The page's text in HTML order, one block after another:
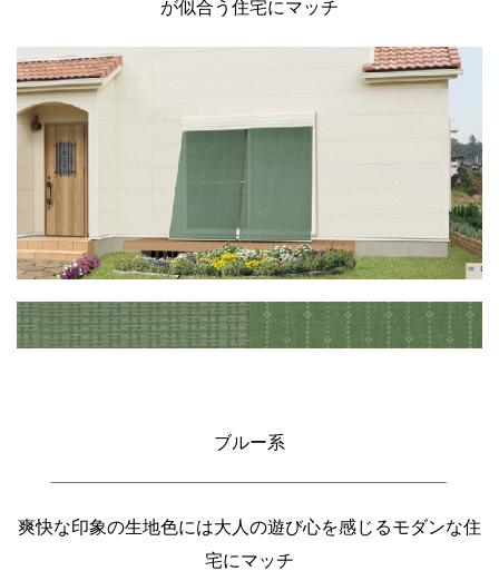
が似合う住宅にマッチ
ブルー系
爽快な印象の生地色には大人の遊び心を感じるモダンな住
宅にマッチ